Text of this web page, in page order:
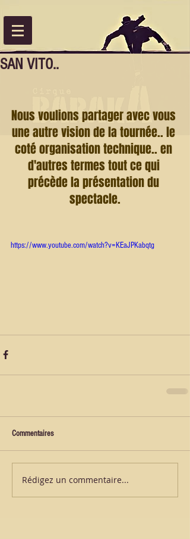
SAN VITO..
Nous voulions partager avec vous
une autre vision de la tournée.. le
coté organisation technique.. en
d'autres termes tout ce qui
précède la présentation du
spectacle.
https://www.youtube.com/watch?v=KEaJPKabqtg
Commentaires
Rédigez un commentaire...